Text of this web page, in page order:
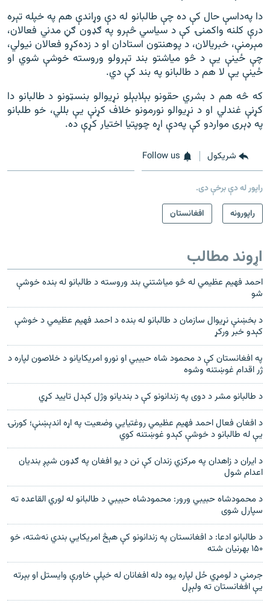
دا په‌داسې حال کې ده چې طالبانو له ‌دې وړاندې هم په خپله تېره
درې کلنه واکمنۍ کې د سیاسي څېرو په ګډون ګڼ مدني فعالان،
مېرمنې، خبریالان، د پوهنتون استادان او د زده‌کړو فعالان نیولي،
چې ځینې یې د څو میاشتو بند تېرولو وروسته خوشې شوي او
ځینې یې لا هم د طالبانو په بند کې دي.
که څه هم د بشري حقونو بېلابېلو نړیوالو بنسټونو د طالبانو دا
کړنې غندلي او د نړیوالو نورمونو خلاف کړنې يې بللي، خو طلبانو
په ډېری مواردو کې په‌دې اړه چوپتیا اختیار کړې ده.
شريکول Follow us
راپور له دې برخې دی.
راپورونه
افغانستان
اړوند مطالب
احمد فهیم عظیمي له څو میاشتني بند وروسته د طالبانو له بنده خوشې
شو
د بخښنې نړیوال سازمان د طالبانو له بنده د احمد فهیم عظیمي د خوشې
کېدو خبر ورکړ
په افغانستان کې د محمود شاه حبیبي او نورو امریکايانو د خلاصون لپاره د
ژر اقدام غوښتنه وشوه
د طالبانو مشر د دوی په زندانونو کې د بندیانو وژل کېدل تایید کړي
د افغان فعال احمد فهیم عظیمي روغتیايي وضعیت په اړه اندېښنې؛ کورنۍ
یې له طالبانو د خوشې کېدو غوښتنه کوي
د ایران د زاهدان په مرکزي زندان کې نن د یو افغان په ګډون شپږ بندیان
اعدام شول
د محمودشاه حبيبي ورور: محمودشاه حبيبي د طالبانو له لوري القاعده ته
سپارل شوی
د طالبانو ادعا: د افغانستان په زندانونو کې هېڅ امریکايي بندي نه‌شته، خو
۱۵۰ بهرنیان شته
جرمني د لومړي ځل لپاره یوه ډله افغانان له خپلې خاورې وایستل او بېرته
یې افغانستان ته ولېږل